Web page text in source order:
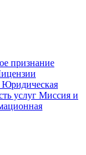
признание
Юридическая
услуг Миссия и